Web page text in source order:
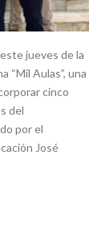
jueves de la
“Mil Aulas”, una
cinco
del
por el
José